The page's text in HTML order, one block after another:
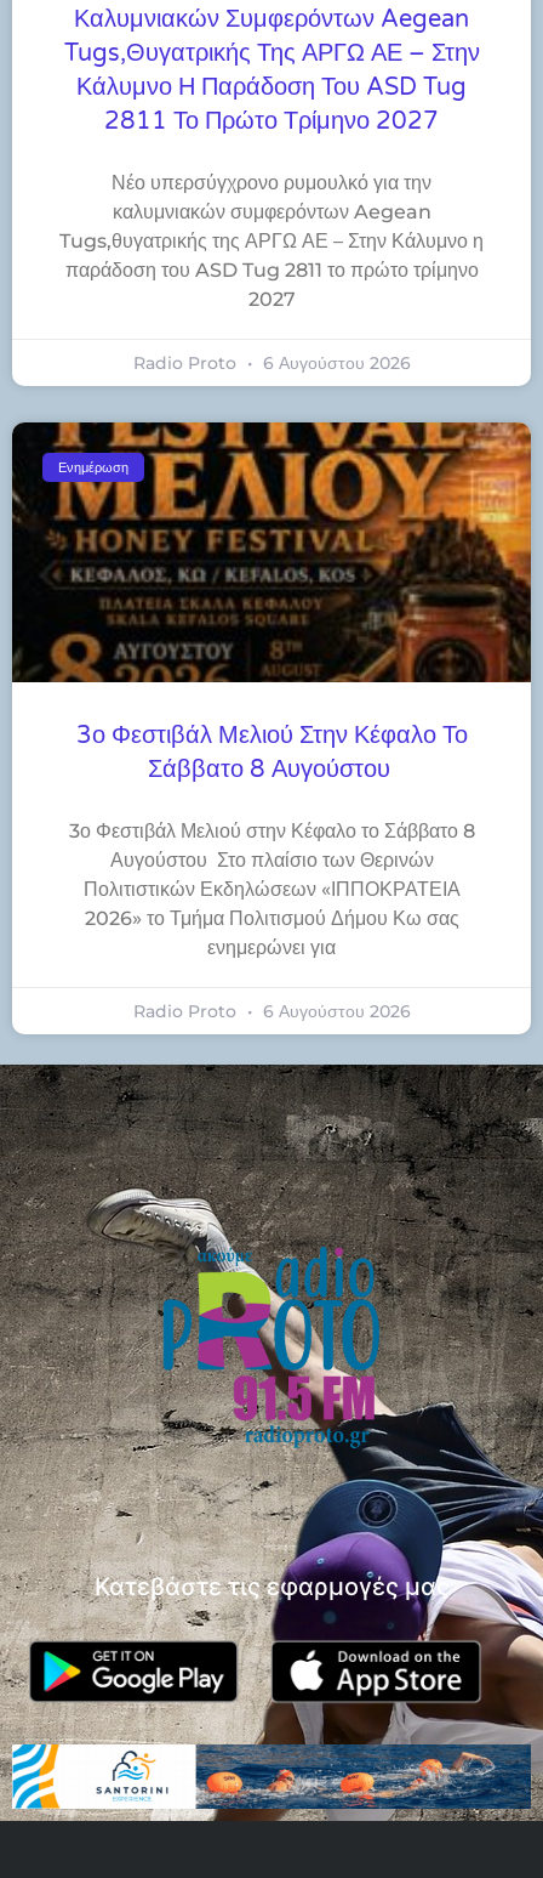
Καλυμνιακών Συμφερόντων Aegean
Tugs,θυγατρικής Της ΑΡΓΩ ΑΕ – Στην
Κάλυμνο Η Παράδοση Του ASD Tug
2811 Το Πρώτο Τρίμηνο 2027
Νέο υπερσύγχρονο ρυμουλκό για την
καλυμνιακών συμφερόντων Aegean
Tugs,θυγατρικής της ΑΡΓΩ ΑΕ – Στην Κάλυμνο η
παράδοση του ASD Tug 2811 το πρώτο τρίμηνο
2027
Radio Proto 6 Αυγούστου 2026
Ενημέρωση
3ο Φεστιβάλ Μελιού Στην Κέφαλο Το
Σάββατο 8 Αυγούστου
3ο Φεστιβάλ Μελιού στην Κέφαλο το Σάββατο 8
Αυγούστου Στο πλαίσιο των Θερινών
Πολιτιστικών Εκδηλώσεων «ΙΠΠΟΚΡΑΤΕΙΑ
2026» το Τμήμα Πολιτισμού Δήμου Κω σας
ενημερώνει για
Radio Proto 6 Αυγούστου 2026
Κατεβάστε τις εφαρμογές μας